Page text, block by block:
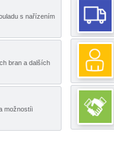
s nařízením
bran a dalších
možnostíi